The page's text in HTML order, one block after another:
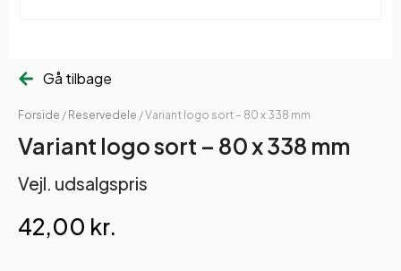
Gå tilbage
Forside / Reservedele / Variant logo sort – 80 x 338 mm
Variant logo sort – 80 x 338 mm
Vejl. udsalgspris
42,00 kr.